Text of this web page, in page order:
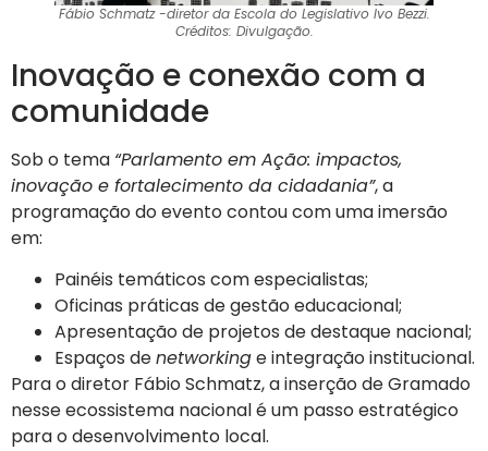
Fábio Schmatz -diretor da Escola do Legislativo Ivo Bezzi.
Créditos: Divulgação.
Inovação e conexão com a
comunidade
Sob o tema “Parlamento em Ação: impactos,
inovação e fortalecimento da cidadania”, a
programação do evento contou com uma imersão
em:
Painéis temáticos com especialistas;
Oficinas práticas de gestão educacional;
Apresentação de projetos de destaque nacional;
Espaços denetworkinge integração institucional.
Para o diretor Fábio Schmatz, a inserção de Gramado
nesse ecossistema nacional é um passo estratégico
para o desenvolvimento local.